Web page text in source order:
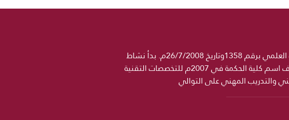
جامعة الحكمة مؤسسة تعليمية خاصة مرخصة رسميا من وزارة التعليم العالي والبحث العلمي برقم 1358وتاريخ 26/7/2008م. بدأ نشاط
مؤسسة الحكمة التعليمية في 2004 باسم معهد الجامعة للتخصصات الطبية ثم اضيف اسم كلية الحكمة في 2007م للتخصصات التقنية
والتدريب المهني على التوالي